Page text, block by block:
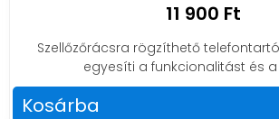
11 900 Ft
Szellőzőrácsra rögzíthető
egyesíti a funkcionalitást és
Kosárba